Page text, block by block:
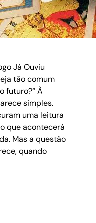
Já Ouviu
tão comum
futuro?“ À
simples.
uma leitura
que acontecerá
Mas a questão
quando